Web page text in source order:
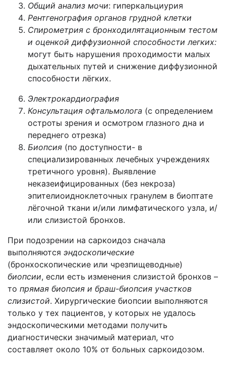
Общий анализ мочи: гиперкальциурия
Рентгенография органов грудной клетки
Спирометрия с бронходилятационным тестом
и оценкой диффузионной способности легких:
могут быть нарушения проходимости малых
дыхательных путей и снижение диффузионной
способности лёгких.
Электрокардиография
Консультация офтальмолога (с определением
остроты зрения и осмотром глазного дна и
переднего отрезка)
Биопсия (по доступности- в
специализированных лечебных учреждениях
третичного уровня). Выявление
неказеифицированных (без некроза)
эпителиоидноклеточных гранулем в биоптате
лёгочной ткани и/или лимфатического узла, и/
или слизистой бронхов.
При подозрении на саркоидоз сначала
выполняются эндоскопические
(бронхоскопические или чрезпищеводные)
биопсии, если есть изменения слизистой бронхов –
то прямая биопсия и браш-биопсия участков
слизистой. Хирургические биопсии выполняются
только у тех пациентов, у которых не удалось
эндоскопическими методами получить
диагностически значимый материал, что
составляет около 10% от больных саркоидозом.